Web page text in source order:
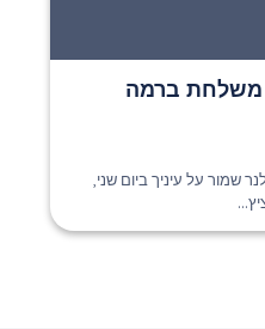
משלחת ברמה
| צ'לסי קלנר שמור על עיניך ביום שני,